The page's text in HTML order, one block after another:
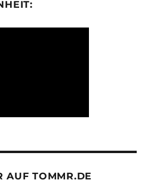
AUF TOMMR.DE